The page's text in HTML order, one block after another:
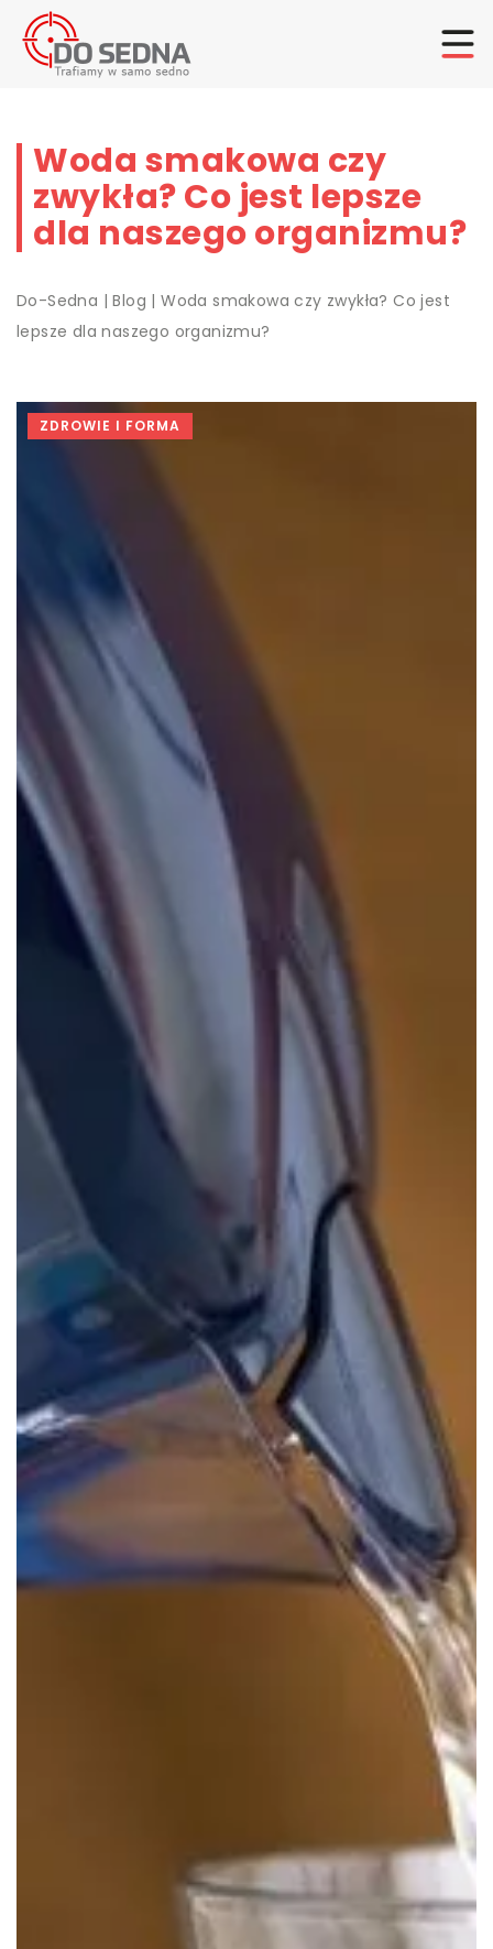
Woda smakowa czy
zwykła? Co jest lepsze
dla naszego organizmu?
Do-Sedna |Blog |Woda smakowa czy zwykła? Co jest
lepsze dla naszego organizmu?
ZDROWIE I FORMA